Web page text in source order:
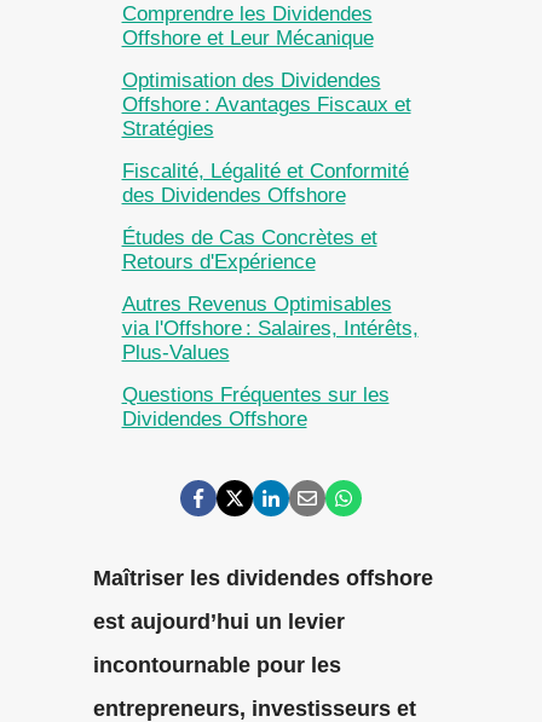
Comprendre les Dividendes
Offshore et Leur Mécanique
Optimisation des Dividendes
Offshore : Avantages Fiscaux et
Stratégies
Fiscalité, Légalité et Conformité
des Dividendes Offshore
Études de Cas Concrètes et
Retours d'Expérience
Autres Revenus Optimisables
via l'Offshore : Salaires, Intérêts,
Plus-Values
Questions Fréquentes sur les
Dividendes Offshore
Maîtriser les dividendes offshore
est aujourd’hui un levier
incontournable pour les
entrepreneurs, investisseurs et